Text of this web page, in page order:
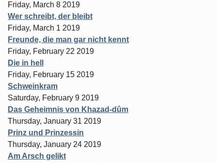
Friday, March 8 2019
Wer schreibt, der bleibt
Friday, March 1 2019
Freunde, die man gar nicht kennt
Friday, February 22 2019
Die in hell
Friday, February 15 2019
Schweinkram
Saturday, February 9 2019
Das Geheimnis von Khazad-dûm
Thursday, January 31 2019
Prinz und Prinzessin
Thursday, January 24 2019
Am Arsch gelikt